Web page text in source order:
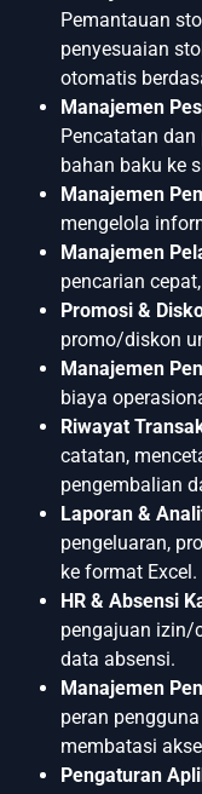
Pemantauan
penyesuaian
otomatis
Manajemen
Pencatatan
bahan baku ke
Manajemen
mengelola
Manajemen
pencarian
Promosi &
promo/diskon
Manajemen
biaya
Riwayat
catatan,
pengembalian
Laporan &
pengeluaran,
ke format Excel.
HR & Absensi
pengajuan izin/
data absensi.
Manajemen
peran
membatasi
Pengaturan